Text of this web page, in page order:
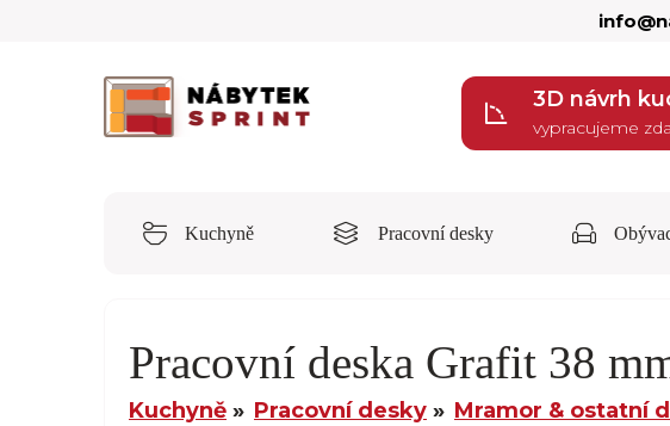
3D návrh
vypracujeme
Kuchyně Pracovní desky
Pracovní deska Grafit 38
Kuchyně Pracovní desky Mramor & ostatní